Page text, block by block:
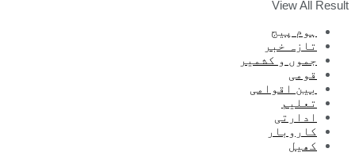
View All Result
ہوم پیج
تازہ خبر
جموں و کشمیر
قومی
بین اقوامی
تعلیم
ادارتی
کاروبار
کھیل